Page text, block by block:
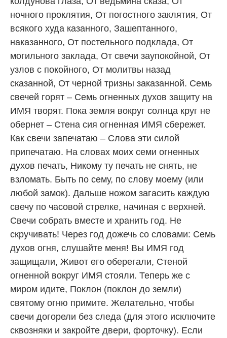
ночного проклятия, От погостного заклятия, От
всякого худа казанного, Зашептанного,
наказанного, От постельного подклада, От
могильного заклада, От свечи заупокойной, От
узлов с покойного, От молитвы назад
сказанной, От черной тризны заказанной. Семь
свечей горят – Семь огненных духов защиту на
ИМЯ творят. Пока земля вокруг солнца круг не
обернет – Стена сия огненная ИМЯ сбережет.
Как свечи запечатаю – Слова эти силой
припечатаю. На словах моих семи огненных
духов печать, Никому ту печать не снять, не
взломать. Быть по сему, по слову моему (или
любой замок). Дальше ножом загасить каждую
свечу по часовой стрелке, начиная с верхней.
Свечи собрать вместе и хранить год. Не
скручивать! Через год дожечь со словами: Семь
духов огня, слушайте меня! Вы ИМЯ год
защищали, Живот его оберегали, Стеной
огненной вокруг ИМЯ стояли. Теперь же с
миром идите, Поклон (поклон до земли)
святому огню примите. Желательно, чтобы
свечи догорели без следа (для этого исключите
сквозняки и закройте двери, форточку). Если